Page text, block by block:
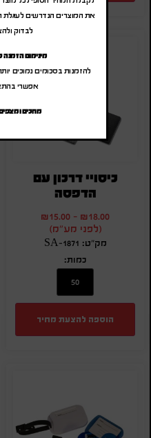
כיסויי דרכון עם
הדפסה
₪18.00
-
₪15.00
(לפני מע"מ)
מק"ט: SA-1871
כמות:
הוספה להצעת מחיר
את המוצרים הנדרשים לעגלת
לבדוק
מינימום הזמנה כ 3500 ש"ח +
להזמנות בסכומים נמוכים
אפשרי
מחכים